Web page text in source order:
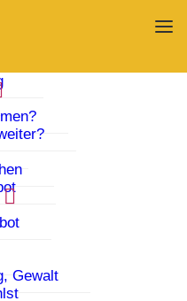
Gewalt